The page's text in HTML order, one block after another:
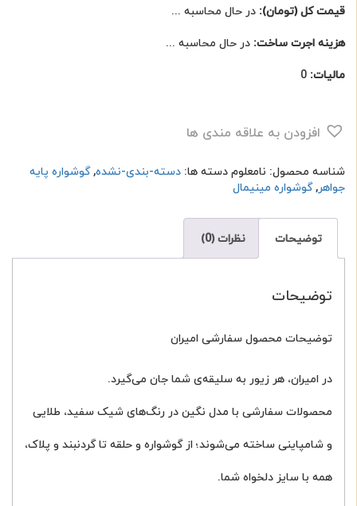
قیمت کل (تومان): در حال محاسبه ...
هزینه اجرت ساخت: در حال محاسبه ...
مالیات: 0
مثلثی
تک
عدد
افزودن به علاقه مندی ها
شناسه محصول: نامعلومدسته ها: دسته-بندی-نشده,گوشواره پایه
جواهر,گوشواره مینیمال
توضیحات نظرات (0)
توضیحات
توضیحات محصول سفارشی امیران
در امیران، هر زیور به سلیقه‌ی شما جان می‌گیرد.
محصولات سفارشی با مدل نگین در رنگ‌های شیک سفید، طلایی
و شامپاینی ساخته می‌شوند؛ از گوشواره و حلقه تا گردنبند و پلاک،
همه با سایز دلخواه شما.